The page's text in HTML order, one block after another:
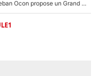
Comme pour le final du Tour de France, Esteban Ocon propose un Grand Prix de Formule 1 à Paris : «Autour de l’Arc de Triomphe, ce serait génial» !